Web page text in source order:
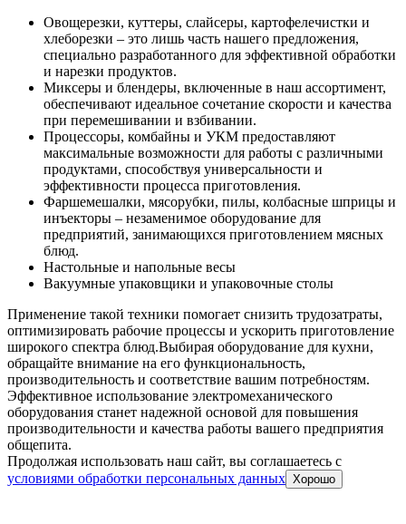
Овощерезки, куттеры, слайсеры, картофелечистки и
хлеборезки – это лишь часть нашего предложения,
специально разработанного для эффективной обработки
и нарезки продуктов.
Миксеры и блендеры, включенные в наш ассортимент,
обеспечивают идеальное сочетание скорости и качества
при перемешивании и взбивании.
Процессоры, комбайны и УКМ предоставляют
максимальные возможности для работы с различными
продуктами, способствуя универсальности и
эффективности процесса приготовления.
Фаршемешалки, мясорубки, пилы, колбасные шприцы и
инъекторы – незаменимое оборудование для
предприятий, занимающихся приготовлением мясных
блюд.
Настольные и напольные весы
Вакуумные упаковщики и упаковочные столы
Применение такой техники помогает снизить трудозатраты,
оптимизировать рабочие процессы и ускорить приготовление
широкого спектра блюд.Выбирая оборудование для кухни,
обращайте внимание на его функциональность,
производительность и соответствие вашим потребностям.
Эффективное использование электромеханического
оборудования станет надежной основой для повышения
производительности и качества работы вашего предприятия
общепита.
Продолжая использовать наш сайт, вы соглашаетесь c
условиями обработки персональных данных Хорошо